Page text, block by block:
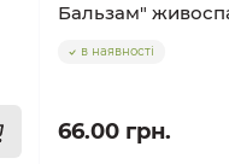
Бальзам"
в наявності
66.00 грн.